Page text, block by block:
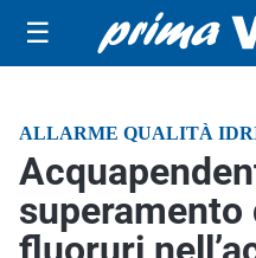
☰
ALLARME QUALITÀ